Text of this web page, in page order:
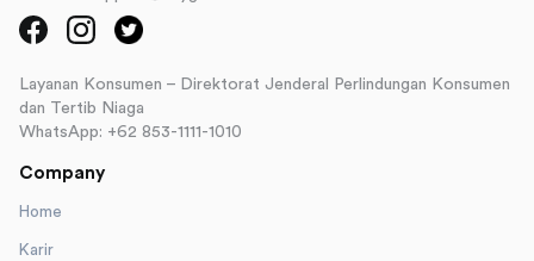
Layanan Konsumen – Direktorat Jenderal Perlindungan Konsumen
dan Tertib Niaga
WhatsApp: +62 853-1111-1010
Company
Home
Karir